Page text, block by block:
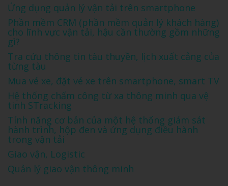
Ứng dụng quản lý vận tải trên smartphone
Phần mềm CRM (phần mềm quản lý khách hàng)
cho lĩnh vực vận tải, hậu cần thường gồm những
gì?
Tra cứu thông tin tàu thuyền, lịch xuất cảng của
từng tàu
Mua vé xe, đặt vé xe trên smartphone, smart TV
Hệ thống chấm công từ xa thông minh qua vệ
tinh STracking
Tính năng cơ bản của một hệ thống giám sát
hành trình, hộp đen và ứng dụng điều hành
trong vận tải
Giao vận, Logistic
Quản lý giao vận thông minh